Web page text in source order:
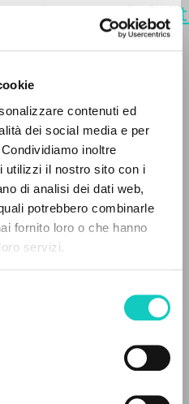
contenuti ed
dei social media e per
inoltre
utilizzi il nostro sito con i
di analisi dei dati web,
potrebbero combinarle
fornito loro o che hanno
servizi.
%C5%9Blady/
TROVATI
SUCCESSIVI